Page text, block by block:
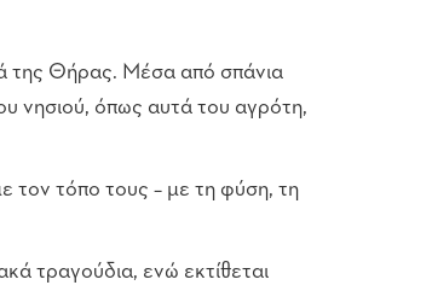
της Θήρας. Μέσα από σπάνια
νησιού, όπως αυτά του αγρότη,
τον τόπο τους – με τη φύση, τη
τραγούδια, ενώ εκτίθεται